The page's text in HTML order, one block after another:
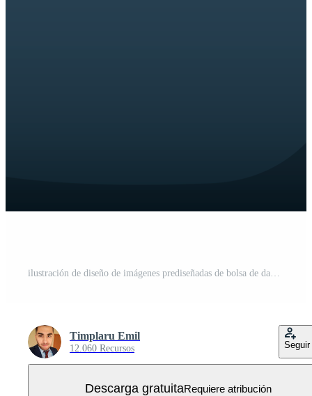
Timplaru Emil
12.060 Recursos Seguir
Descarga gratuitaRequiere atribución